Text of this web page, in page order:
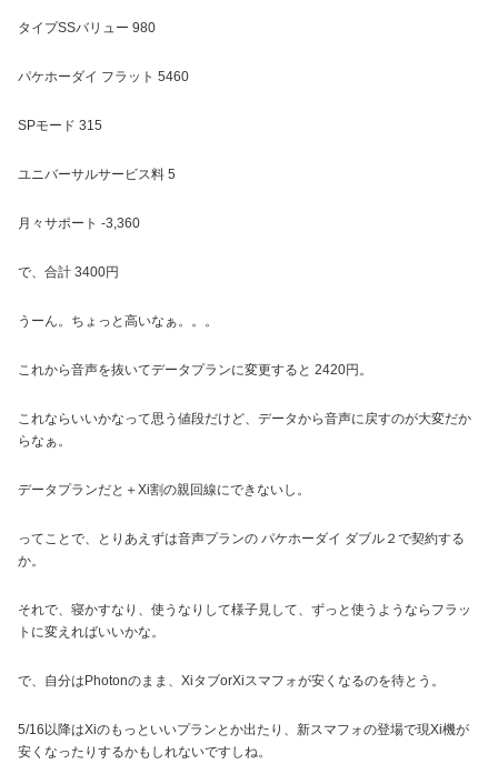
タイプSSバリュー 980
パケホーダイ フラット 5460
SPモード 315
ユニバーサルサービス料 5
月々サポート -3,360
で、合計 3400円
うーん。ちょっと高いなぁ。。。
これから音声を抜いてデータプランに変更すると 2420円。
これならいいかなって思う値段だけど、データから音声に戻すのが大変だか
らなぁ。
データプランだと＋Xi割の親回線にできないし。
ってことで、とりあえずは音声プランの パケホーダイ ダブル２で契約する
か。
それで、寝かすなり、使うなりして様子見して、ずっと使うようならフラッ
トに変えればいいかな。
で、自分はPhotonのまま、XiタブorXiスマフォが安くなるのを待とう。
5/16以降はXiのもっといいプランとか出たり、新スマフォの登場で現Xi機が
安くなったりするかもしれないですしね。